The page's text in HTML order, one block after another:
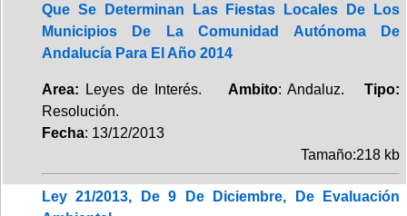
Que Se Determinan Las Fiestas Locales De Los
Municipios De La Comunidad Autónoma De
Andalucía Para El Año 2014
Area: Leyes de Interés. Ambito: Andaluz.Tipo:
Resolución.
Fecha: 13/12/2013
Tamaño:218 kb
Ley 21/2013, De 9 De Diciembre, De Evaluación